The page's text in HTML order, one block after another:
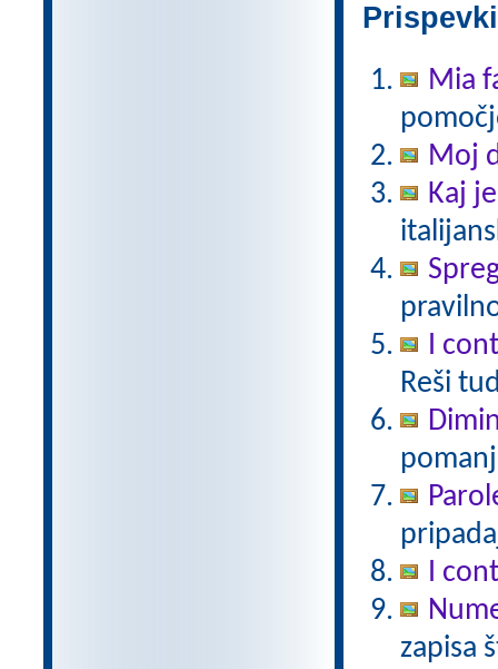
Mia
Moj
Kaj
I
Reši
I
zapisa